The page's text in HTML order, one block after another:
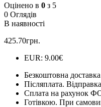
Оцінено в 0 з 5
0 Оглядів
В наявності
425.70грн.
EUR: 9.00€
Безкоштовна
Післяплата.
Сплата на рахунок
Готівкою. При